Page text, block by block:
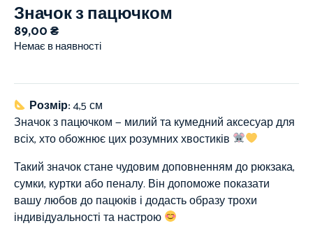
Значок з пацючком
89,00₴
Немає в наявності
Розмір:4,5 см
Значок з пацючком — милий та кумедний аксесуар для
всіх, хто обожнює цих розумних хвостиків
Такий значок стане чудовим доповненням до рюкзака,
сумки, куртки або пеналу. Він допоможе показати
вашу любов до пацюків і додасть образу трохи
індивідуальності та настрою